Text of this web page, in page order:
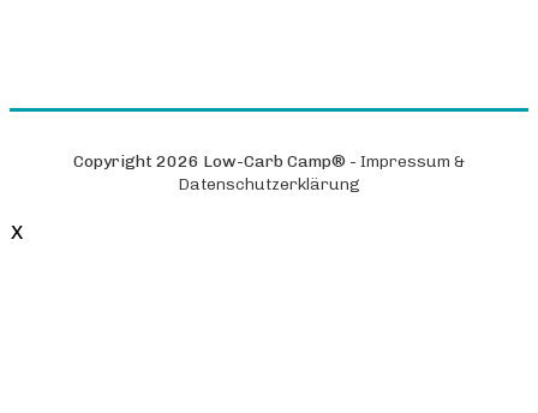
Copyright 2026 Low-Carb Camp® - Impressum &
Datenschutzerklärung
X